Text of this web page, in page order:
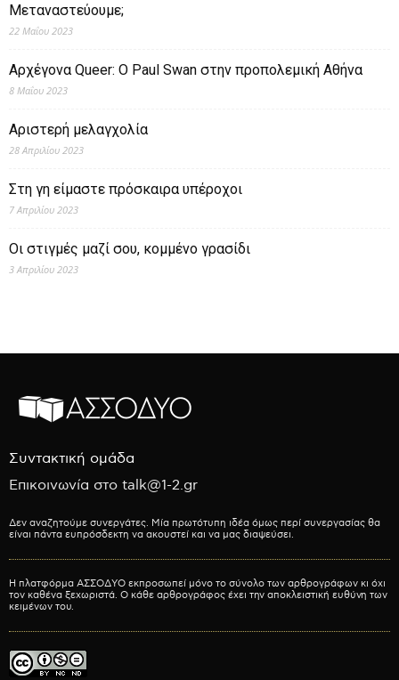
Μεταναστεύουμε;
22 Μαΐου 2023
Αρχέγονα Queer: O Paul Swan στην προπολεμική Αθήνα
8 Μαΐου 2023
Αριστερή μελαγχολία
28 Απριλίου 2023
Στη γη είμαστε πρόσκαιρα υπέροχοι
7 Απριλίου 2023
Οι στιγμές μαζί σου, κομμένο γρασίδι
3 Απριλίου 2023
Συντακτική ομάδα
Επικοινωνία στο talk@1-2.gr
Δεν αναζητούμε συνεργάτες. Μία πρωτότυπη ιδέα όμως περί συνεργασίας θα
είναι πάντα ευπρόσδεκτη να ακουστεί και να μας διαψεύσει.
Η πλατφόρμα ΑΣΣΟΔΥΟ εκπροσωπεί μόνο το σύνολο των αρθρογράφων κι όχι
τον καθένα ξεχωριστά. Ο κάθε αρθρογράφος έχει την αποκλειστική ευθύνη των
κειμένων του.